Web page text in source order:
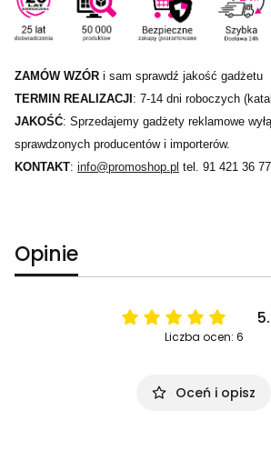
ZAMÓW WZÓR i sam sprawdź jakość gadżetu
TERMIN REALIZACJI: 7-14 dni roboczych
JAKOŚĆ: Sprzedajemy gadżety reklamowe
sprawdzonych producentów i importerów.
KONTAKT: info@promoshop.pl tel. 91 421 36 77
Opinie
Liczba ocen: 6
Oceń i opisz